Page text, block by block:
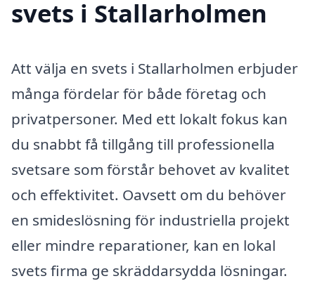
svets i Stallarholmen
Att välja en svets i Stallarholmen erbjuder
många fördelar för både företag och
privatpersoner. Med ett lokalt fokus kan
du snabbt få tillgång till professionella
svetsare som förstår behovet av kvalitet
och effektivitet. Oavsett om du behöver
en smideslösning för industriella projekt
eller mindre reparationer, kan en lokal
svets firma ge skräddarsydda lösningar.